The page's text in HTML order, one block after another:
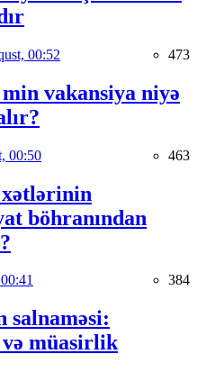
00:52 473
vakansiya niyə
00:50 463
xətlərinin
böhranından
384
salnaməsi:
və müasirlik